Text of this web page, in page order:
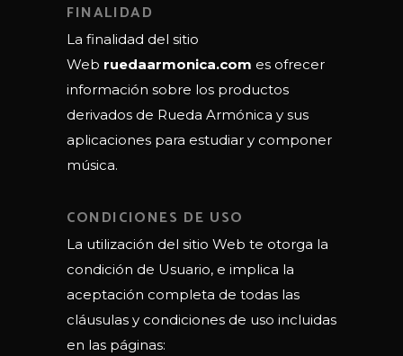
FINALIDAD
La finalidad del sitio
Web ruedaarmonica.com es ofrecer
información sobre los productos
derivados de Rueda Armónica y sus
aplicaciones para estudiar y componer
música.
CONDICIONES DE USO
La utilización del sitio Web te otorga la
condición de Usuario, e implica la
aceptación completa de todas las
cláusulas y condiciones de uso incluidas
en las páginas: